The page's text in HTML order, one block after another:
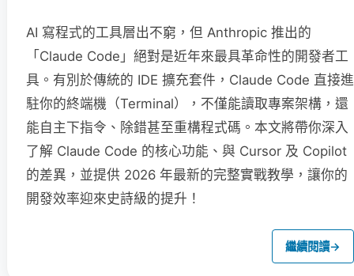
AI 寫程式的工具層出不窮，但 Anthropic 推出的
「Claude Code」絕對是近年來最具革命性的開發者工
具。有別於傳統的 IDE 擴充套件，Claude Code 直接進
駐你的終端機（Terminal），不僅能讀取專案架構，還
能自主下指令、除錯甚至重構程式碼。本文將帶你深入
了解 Claude Code 的核心功能、與 Cursor 及 Copilot
的差異，並提供 2026 年最新的完整實戰教學，讓你的
開發效率迎來史詩級的提升！
繼續閱讀→